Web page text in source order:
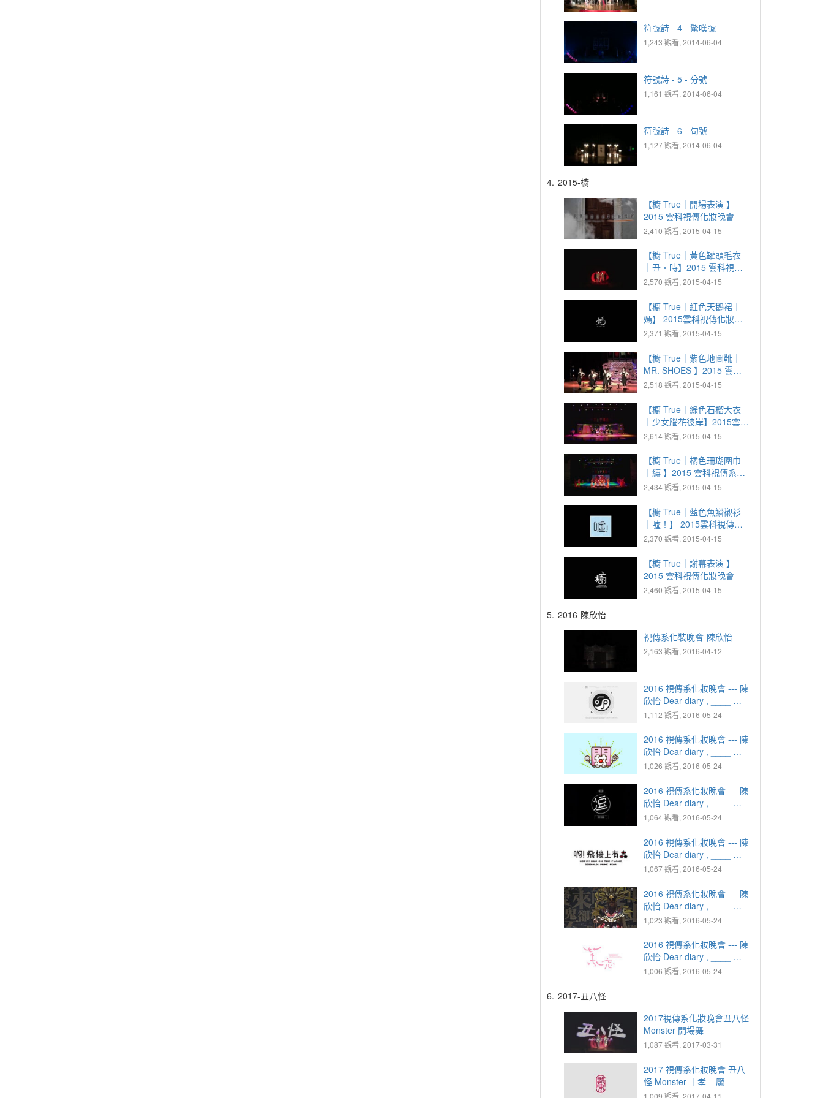
符號詩 - 4 - 驚嘆號
1,243 觀看, 2014-06-04
符號詩 - 5 - 分號
1,161 觀看, 2014-06-04
符號詩 - 6 - 句號
1,127 觀看, 2014-06-04
4. 2015-櫥
【櫥 True｜開場表演 】
2015 雲科視傳化妝晚會
2,410 觀看, 2015-04-15
【櫥 True｜黃色罐頭毛衣
｜丑‧時】2015 雲科視傳
系化妝晚會
2,570 觀看, 2015-04-15
【櫥 True｜紅色天鵝裙｜
嫣】 2015雲科視傳化妝晚
會
2,371 觀看, 2015-04-15
【櫥 True｜紫色地圖靴｜
MR. SHOES 】2015 雲科
視傳化妝晚會
2,518 觀看, 2015-04-15
【櫥 True｜綠色石榴大衣
｜少女腦花彼岸】2015雲科
視傳化妝晚會
2,614 觀看, 2015-04-15
【櫥 True｜橘色珊瑚圍巾
｜縛 】2015 雲科視傳系化
妝晚會
2,434 觀看, 2015-04-15
【櫥 True｜藍色魚鱗襯衫
｜噓！】 2015雲科視傳化
妝晚會
2,370 觀看, 2015-04-15
【櫥 True｜謝幕表演 】
2015 雲科視傳化妝晚會
2,460 觀看, 2015-04-15
5. 2016-陳欣怡
視傳系化裝晚會-陳欣怡
2,163 觀看, 2016-04-12
2016 視傳系化妝晚會 --- 陳
欣怡 Dear diary , ____ ｜
1925.10.07 疑惑 - MEAN
1,112 觀看, 2016-05-24
2016 視傳系化妝晚會 --- 陳
欣怡 Dear diary , ____ ｜
1949.02.29 憤怒 - 開丼
1,026 觀看, 2016-05-24
2016 視傳系化妝晚會 --- 陳
欣怡 Dear diary , ____ ｜
1973.08.31 感動 - 逗
1,064 觀看, 2016-05-24
2016 視傳系化妝晚會 --- 陳
欣怡 Dear diary , ____ ｜
2000.01.01 恐懼 - 啊！飛
1,067 觀看, 2016-05-24
2016 視傳系化妝晚會 --- 陳
欣怡 Dear diary , ____ ｜
2012.12.21 傻眼 - 某紀某
1,023 觀看, 2016-05-24
2016 視傳系化妝晚會 --- 陳
欣怡 Dear diary , ____ ｜
2036.04.03 雀躍 - 茉忘
1,006 觀看, 2016-05-24
6. 2017-丑八怪
2017視傳系化妝晚會丑八怪
Monster 開場舞
1,087 觀看, 2017-03-31
2017 視傳系化妝晚會 丑八
怪 Monster ｜孝 – 魘
1,009 觀看, 2017-04-11